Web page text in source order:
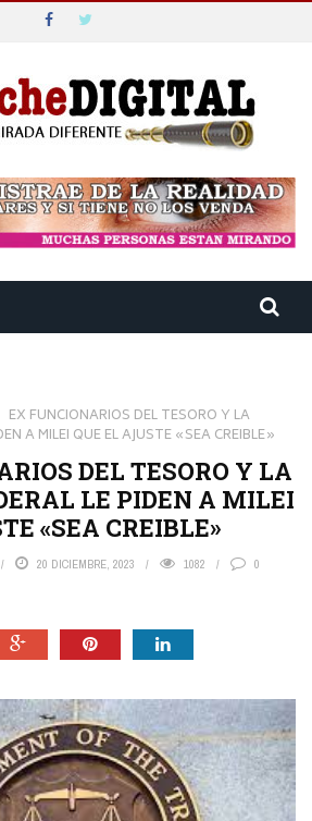
EX FUNCIONARIOS DEL TESORO Y LA
A MILEI QUE EL AJUSTE «SEA CREIBLE»
DEL TESORO Y LA
LE PIDEN A MILEI
«SEA CREIBLE»
20 DICIEMBRE, 2023 1082 0